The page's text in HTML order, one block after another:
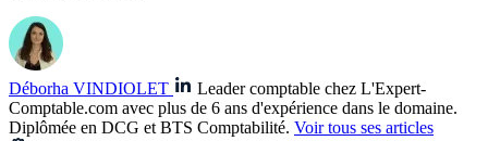
Déborha VINDIOLET
Leader comptable chez L'Expert-
Comptable.com avec plus de 6 ans d'expérience dans le domaine.
Diplômée en DCG et BTS Comptabilité. Voir tous ses articles